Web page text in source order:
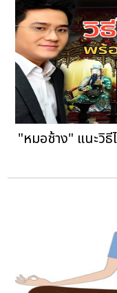
"หมอช้าง" แนะวิธี